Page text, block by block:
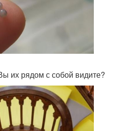
их рядом с собой видите?